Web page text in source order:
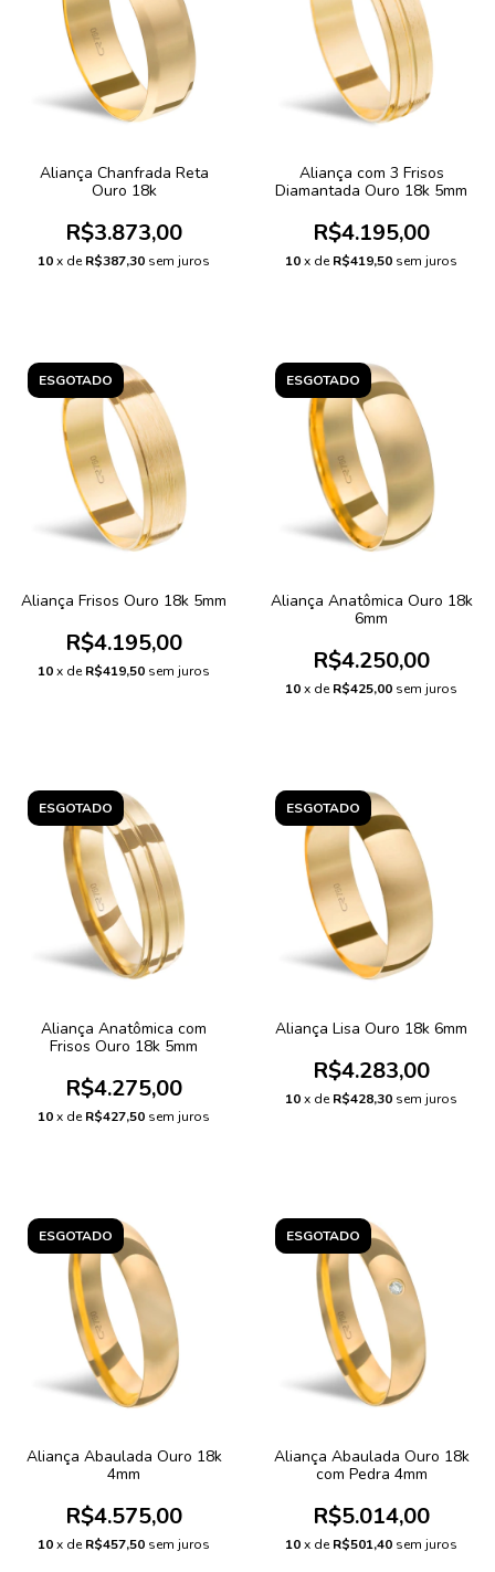
Aliança Chanfrada Reta
Ouro 18k
R$3.873,00
10x deR$387,30 sem juros
Aliança com 3 Frisos
Diamantada Ouro 18k 5mm
R$4.195,00
10x deR$419,50 sem juros
ESGOTADO
Aliança Frisos Ouro 18k 5mm
R$4.195,00
10x deR$419,50 sem juros
ESGOTADO
Aliança Anatômica Ouro 18k
6mm
R$4.250,00
10x deR$425,00 sem juros
ESGOTADO
Aliança Anatômica com
Frisos Ouro 18k 5mm
R$4.275,00
10x deR$427,50 sem juros
ESGOTADO
Aliança Lisa Ouro 18k 6mm
R$4.283,00
10x deR$428,30 sem juros
ESGOTADO
Aliança Abaulada Ouro 18k
4mm
R$4.575,00
10x deR$457,50 sem juros
ESGOTADO
Aliança Abaulada Ouro 18k
com Pedra 4mm
R$5.014,00
10x deR$501,40 sem juros